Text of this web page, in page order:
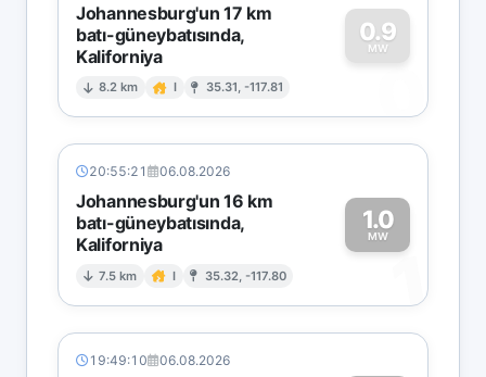
Johannesburg'un 17 km
batı-güneybatısında,
Kaliforniya
8.2 km I 35.31, -117.81
0.9
MW
0
20:55:21 06.08.2026
Johannesburg'un 16 km
batı-güneybatısında,
Kaliforniya
7.5 km I 35.32, -117.80
1.0
MW
1
19:49:10 06.08.2026